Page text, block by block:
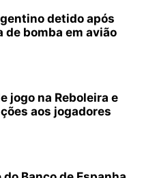
detido após
de bomba em avião
jogo na Reboleira e
aos jogadores